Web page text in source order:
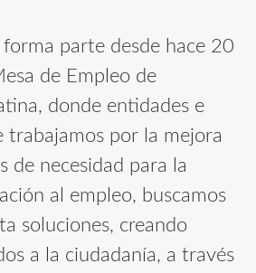
parte desde hace 20
de Empleo de
donde entidades e
trabajamos por la mejora
de necesidad para la
al empleo, buscamos
soluciones, creando
a la ciudadanía, a través